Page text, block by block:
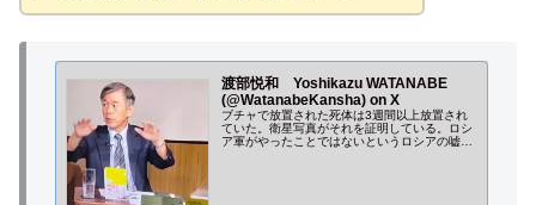
渡部悦和 Yoshikazu WATANABE
(@WatanabeKansha) on X
ブチャで放置された死体は3週間以上放置され
ていた。衛星写真がそれを証明している。ロシ
ア軍がやったことではないというロシアの嘘を